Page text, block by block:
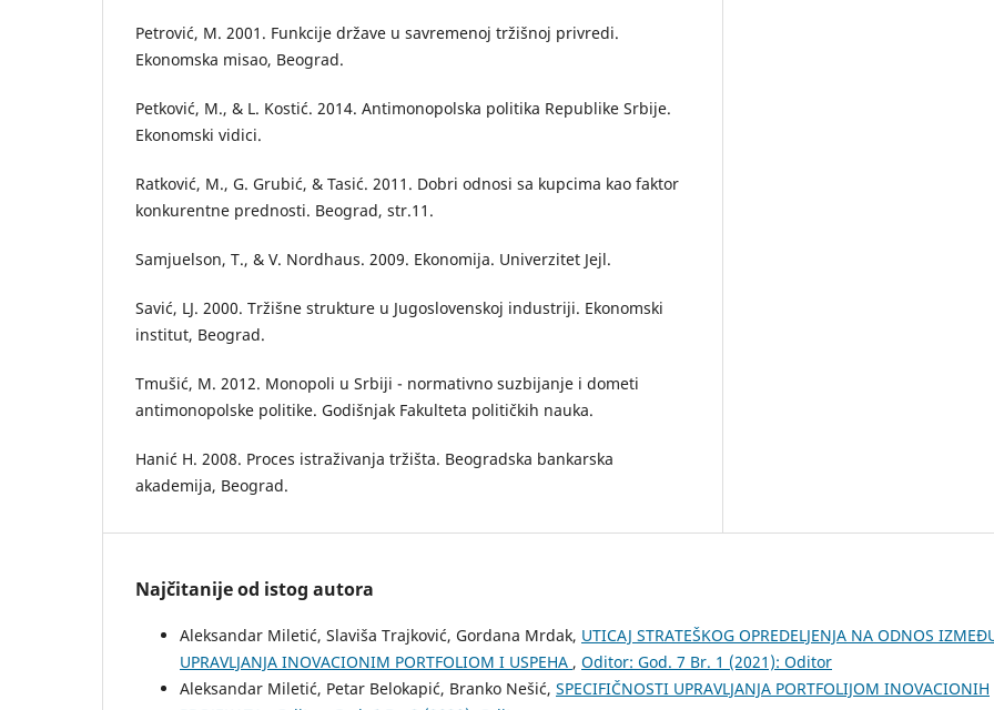
Petrović, M. 2001. Funkcije države u savremenoj tržišnoj privredi.
Ekonomska misao, Beograd.
Petković, M., & L. Kostić. 2014. Antimonopolska politika Republike Srbije.
Ekonomski vidici.
Ratković, M., G. Grubić, & Tasić. 2011. Dobri odnosi sa kupcima kao faktor
konkurentne prednosti. Beograd, str.11.
Samjuelson, T., & V. Nordhaus. 2009. Ekonomija. Univerzitet Jejl.
Savić, LJ. 2000. Tržišne strukture u Jugoslovenskoj industriji. Ekonomski
institut, Beograd.
Tmušić, M. 2012. Monopoli u Srbiji - normativno suzbijanje i dometi
antimonopolske politike. Godišnjak Fakulteta političkih nauka.
Hanić H. 2008. Proces istraživanja tržišta. Beogradska bankarska
akademija, Beograd.
Najčitanije od istog autora
Aleksandar Miletić, Slaviša Trajković, Gordana Mrdak, UTICAJ STRATEŠKOG OPREDELJENJA NA ODNOS
UPRAVLJANJA INOVACIONIM PORTFOLIOM I USPEHA , Oditor: God. 7 Br. 1 (2021): Oditor
Aleksandar Miletić, Petar Belokapić, Branko Nešić, SPECIFIČNOSTI UPRAVLJANJA PORTFOLIJOM INOVACIONIH